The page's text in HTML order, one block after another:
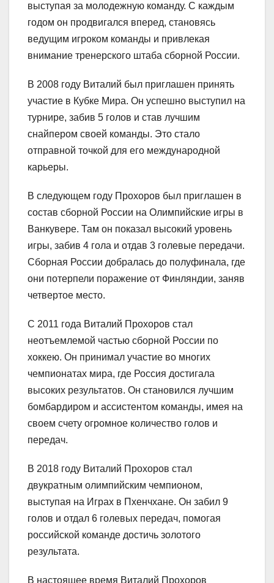
выступая за молодежную команду. С каждым
годом он продвигался вперед, становясь
ведущим игроком команды и привлекая
внимание тренерского штаба сборной России.
В 2008 году Виталий был приглашен принять
участие в Кубке Мира. Он успешно выступил на
турнире, забив 5 голов и став лучшим
снайпером своей команды. Это стало
отправной точкой для его международной
карьеры.
В следующем году Прохоров был приглашен в
состав сборной России на Олимпийские игры в
Ванкувере. Там он показал высокий уровень
игры, забив 4 гола и отдав 3 голевые передачи.
Сборная России добралась до полуфинала, где
они потерпели поражение от Финляндии, заняв
четвертое место.
С 2011 года Виталий Прохоров стал
неотъемлемой частью сборной России по
хоккею. Он принимал участие во многих
чемпионатах мира, где Россия достигала
высоких результатов. Он становился лучшим
бомбардиром и ассистентом команды, имея на
своем счету огромное количество голов и
передач.
В 2018 году Виталий Прохоров стал
двукратным олимпийским чемпионом,
выступая на Играх в Пхенчхане. Он забил 9
голов и отдал 6 голевых передач, помогая
российской команде достичь золотого
результата.
В настоящее время Виталий Прохоров